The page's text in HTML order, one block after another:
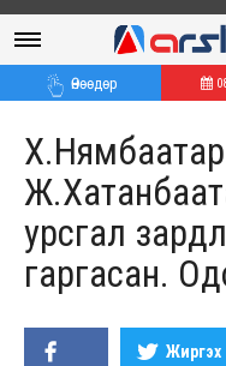
Өнөөдөр
урсгал
гаргасан.
Жиргэх